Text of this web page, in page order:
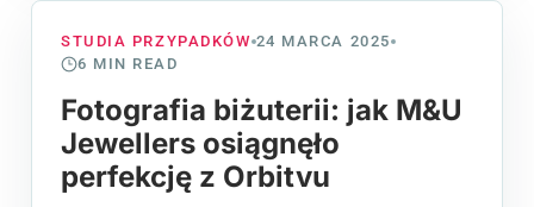
STUDIA PRZYPADKÓW 24 MARCA 2025
6 MIN READ
Fotografia biżuterii: jak M&U
Jewellers osiągnęło
perfekcję z Orbitvu